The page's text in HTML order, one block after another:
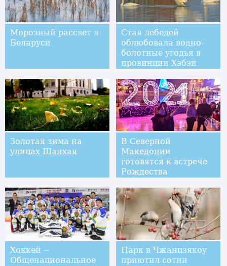
Морозный рассвет в
Беларуси
Стая лебедей
облюбовала водно-
болотные угодья в
провинции Хэбэй
Золотая зима на
улицах Шанхая
В Северной
Македонии
готовятся к встрече
Рождества
Хоккей --
Общенациональное
Парк в Чжанцзякоу
приютил сотни